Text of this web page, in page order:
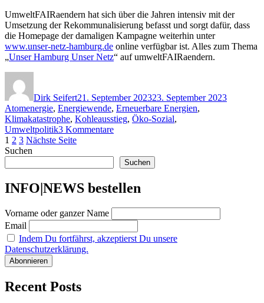
UmweltFAIRaendern hat sich über die Jahren intensiv mit der
Umsetzung der Rekommunalisierung befasst und sorgt dafür, dass
die Homepage der damaligen Kampagne weiterhin unter
www.unser-netz-hamburg.de online verfügbar ist. Alles zum Thema
„Unser Hamburg Unser Netz“ auf umweltFAIRaendern.
Dirk Seifert21. September 202323. September 2023
Atomenergie, Energiewende, Erneuerbare Energien,
Klimakatastrophe, Kohleausstieg, Öko-Sozial,
Umweltpolitik3 Kommentarezu
Volksentscheid
„Unser
Hamburg
Unser
Zwischenstand
über
Seitennummerierung
der
Beiträge
Seite
1 Seite
2 Seite
3 Nächste Seite
Suchen
Suchen
INFO|NEWS bestellen
Vorname oder ganzer Name
Email
Indem Du fortfährst, akzeptierst Du unsere
Datenschutzerklärung.
Recent Posts